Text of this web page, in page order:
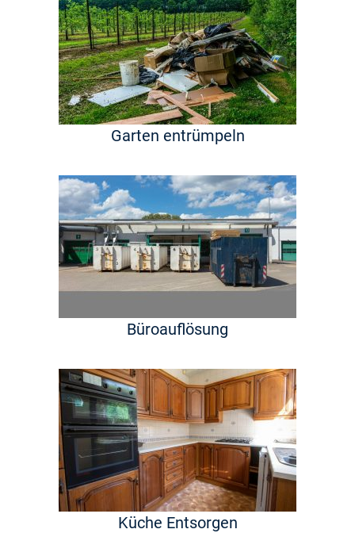
Garten entrümpeln
Büroauflösung
Küche Entsorgen